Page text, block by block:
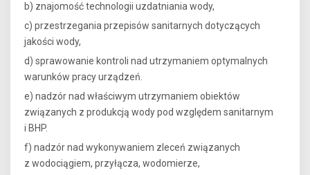
b) znajomość technologii uzdatniania wody,
c) przestrzegania przepisów sanitarnych dotyczących
jakości wody,
d) sprawowanie kontroli nad utrzymaniem optymalnych
warunków pracy urządzeń.
e) nadzór nad właściwym utrzymaniem obiektów
związanych z produkcją wody pod względem sanitarnym
i BHP.
f) nadzór nad wykonywaniem zleceń związanych
z wodociągiem, przyłącza, wodomierze,